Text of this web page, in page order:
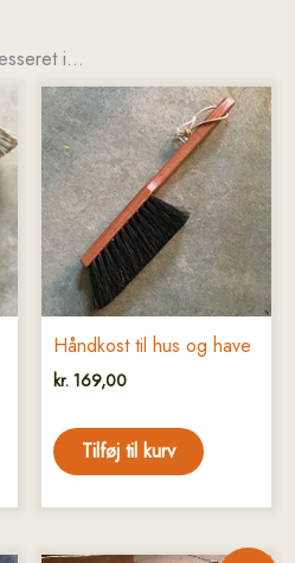
i…
Håndkost til hus og have
kr. 169,00
Tilføj til kurv